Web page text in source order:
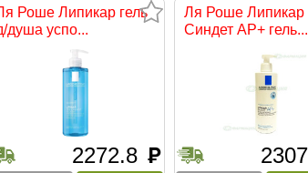
Роше Липикар гель
душа успо...
2272.8 руб
Ля Роше Липикар
Синдет АР+ гель...